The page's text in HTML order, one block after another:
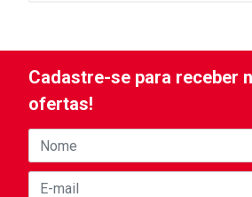
Cadastre-se para receber
ofertas!